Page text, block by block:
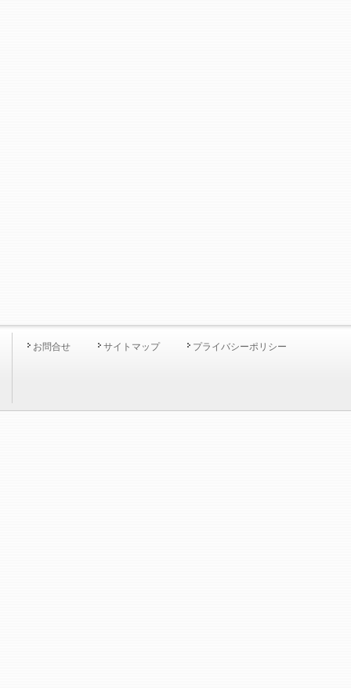
お問合せ サイトマップ プライバシーポリシー